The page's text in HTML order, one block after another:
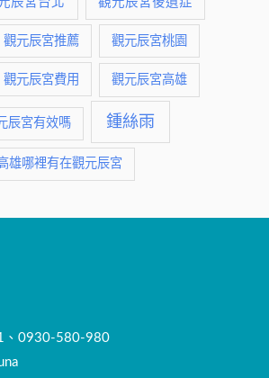
觀元辰宮推薦 觀元辰宮桃園
觀元辰宮費用 觀元辰宮高雄
辰宮有效嗎 鍾絲雨
雄哪裡有在觀元辰宮
、0930-580-980